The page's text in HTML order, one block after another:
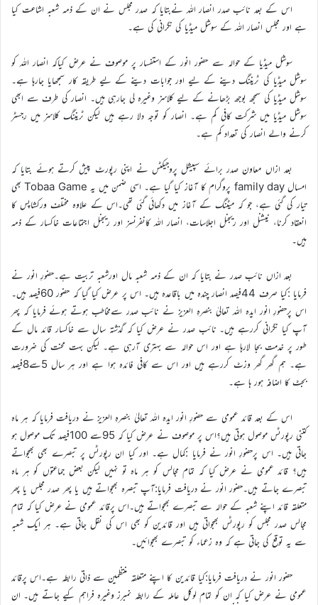
اس کے بعد نائب صدر انصار اللہ نےبتایا کہ صدر مجلس نے ان کے ذمہ شعبہ اشاعت کیا
ہے اور مجلس انصار اللہ کے سوشل میڈیا کی نگرانی کی ہے۔
سوشل میڈیا کے حوالہ سے حضور انور کے استفسار پر موصوف نے عرض کیاکہ انصار اللہ کو
سوشل میڈیا کی ٹریننگ دینے کے لیے اور جوابات دینے کے لیے طریقہ کار سمجھایا جارہا ہے۔
سوشل میڈیا کی سمجھ بوجھ بڑھانے کے لیے کلاسز وغیرہ لی جارہی ہیں۔ انصار کی طرف سے ابھی
سوشل میڈیا میں شرکت کافی کم ہے۔ انصار کو توجہ دلا رہے ہیں لیکن ٹریننگ کلاسز میں رجسٹر
کرنے والے انصار کی تعداد کم ہے۔
بعد ازاں معاون صدر برائے سپیشل پروجیکٹس نے اپنی رپورٹ پیش کرتے ہوئے بتایا کہ
امسال family day پروگرام کا آغاز کیا گیا ہے۔ اسی ضمن میں یہ Tobaa Game بھی
تیار کی گئی ہے، جو کہ میٹنگ کے آغاز میں دکھائی گئی تھی۔اس کے علاوہ مختلف ورکشاپس کا
انعقاد کرنا، نیشنل اور ریجنل اجلاسات، انصار اللہ کانفرنسز اور ریجنل اجتماعات خاکسار کے ذمہ
ہیں۔
بعد ازاں نائب صدر نے بتایا کہ ان کے ذمہ شعبہ مال اورشعبہ تربیت ہے۔حضورِ انور نے
فرمایا :کیا صرف 44فیصد انصار چندہ میں باقاعدہ ہیں۔ اس پر عرض کیا گیا کہ حضور 60فیصد ہیں۔
اس پرحضورِ انور ایدہ اللہ تعالیٰ بنصرہِ العزیز نے نائب صدر سےمخاطب ہوتے ہوئے فرمایا کہ پھر
آپ کیا نگرانی کررہے ہیں۔ نائب صدر نے عرض کیا کہ گذشتہ سال سے خاکسار قائد مال کے
طور پر خدمت بجا لارہا ہے اور اس حوالہ سے بہتری آرہی ہے۔ لیکن بہت محنت کی ضرورت
ہے۔ ہم گھر گھر وزٹ کررہے ہیں اور اس سے کافی فائدہ ہوا ہے اور ہر سال 5سے8فیصد
بجٹ کا اضافہ ہور ہا ہے۔
اس کے بعد قائد عمومی سے حضورِ انور ایدہ اللہ تعالیٰ بنصرہِ العزیز نے دریافت فرمایا کہ ہر ماہ
کتنی رپورٹس موصول ہوتی ہیں؟اس پر موصوف نے عرض کیا کہ 95سے 100فیصد تک موصول ہو
جاتی ہیں۔ اس پرحضورِ انور نے فرمایا :کمال ہے۔ اور کیا ان رپورٹس پر تبصرے بھی بھجواتے
ہیں؟ قائد عمومی نے عرض کیا کہ تمام مجالس کو ہر ماہ تو نہیں لیکن بعض جماعتوں کو ہر ماہ
تبصرے جاتے ہیں۔حضور انور نے دریافت فرمایا:آپ تبصرہ بھجواتے ہیں یا پھر صدر مجلس یا پھر
متعلقہ قائد اپنے شعبہ کے حوالہ سے تبصرے بھجواتے ہیں۔اس پرقائد عمومی نے عرض کیا کہ تمام
مجالس صدر مجلس کو رپورٹس بھجواتی ہیں اور قائدین کو بھی اس کی نقل جاتی ہے۔ ہر ایک شعبہ
سے یہ توقع کی جاتی ہے کہ وہ زعماء کو تبصرے بھجوائیں۔
حضور انور نے دریافت فرمایا:کیا قائدین کا اپنے متعلقہ منتظمین سے ذاتی رابطہ ہے۔اس پرقائد
عمومی نے عرض کیا کہ ان کو تمام لوکل عاملہ کے رابطہ نمبرز وغیرہ فراہم کیے جاتے ہیں۔ ان